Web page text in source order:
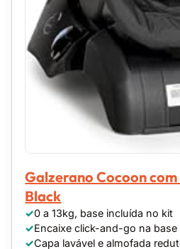
Galzerano Cocoon
Black
0 a 13kg, base incluída no kit
Encaixe click-and-go na base
Capa lavável e almofada